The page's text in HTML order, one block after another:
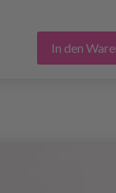
In den